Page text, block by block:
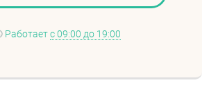
Работает с 09:00 до 19:00